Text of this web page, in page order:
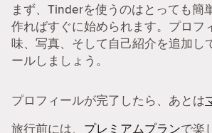
まず、Tinderを使うのはとっても簡単
作ればすぐに始められます。プロフ
味、写真、そして自己紹介を追加し
ールしましょう。
プロフィールが完了したら、あとは
旅行前には、 プレミアムプランで楽